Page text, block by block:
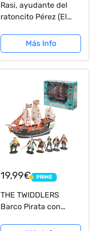
Rasi, ayudante del
ratoncito Pérez (El
Blanca)Más Info
19,99€ PRIME
PRIME
THE TWIDDLERS
Barco Pirata con